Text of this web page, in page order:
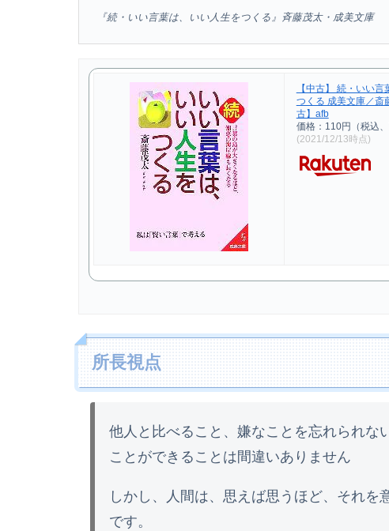
『続・いい言葉は、いい人生をつくる』斉藤茂太・成美文庫
【中古】 続・いい
つくる 成美文庫／斎
古】afb
価格：110円（税込
(2021/12/13時点)
所長視点
他人と比べること、嫌なことを忘れられな
ことができることは間違いありません
しかし、人間は、思えば思うほど、それ
です。